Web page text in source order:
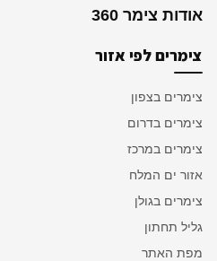
אודות צימר 360
צימרים לפי אזור
צימרים בצפון
צימרים בדרום
צימרים במרכז
אזור ים המלח
צימרים בגולן
גליל תחתון
מפת האתר